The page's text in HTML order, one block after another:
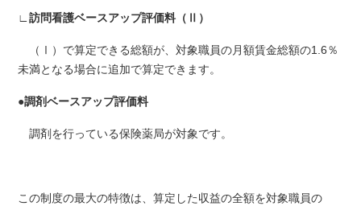
∟訪問看護ベースアップ評価料（Ⅱ）
（Ⅰ）で算定できる総額が、対象職員の月額賃金総額の1.6％
未満となる場合に追加で算定できます。
●調剤ベースアップ評価料
調剤を行っている保険薬局が対象です。
この制度の最大の特徴は、算定した収益の全額を対象職員の